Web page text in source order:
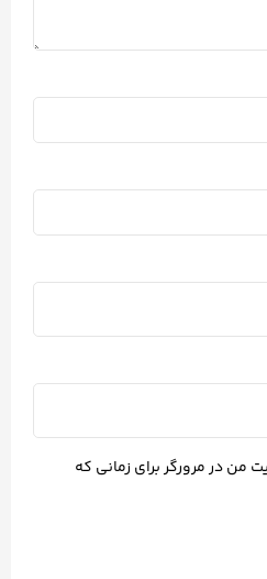
من در مرورگر برای زمانی که